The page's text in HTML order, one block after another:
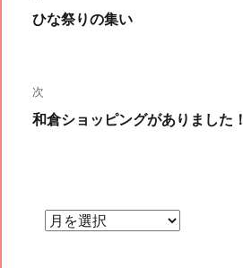
ナ
前
稿:
ひな祭りの集い
次
次
和倉ショッピングがありました！